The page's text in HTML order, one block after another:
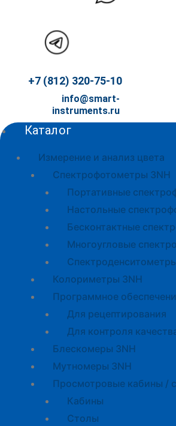
+7 (812) 320-75-10
info@smart-
instruments.ru
Каталог
Измерение и анализ цвета
Спектрофотометры 3NH
Портативные
Настольные
Бесконтактные
Многоугловые
Колориметры 3NH
Программное
Для рецептирования
Для контроля
Блескомеры 3NH
Мутномеры 3NH
Просмотровые кабины /
Кабины
Cтолы